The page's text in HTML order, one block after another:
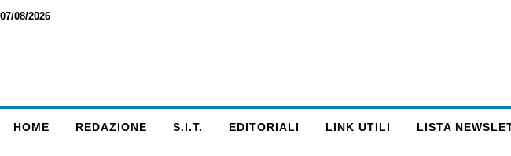
07/08/2026
HOME REDAZIONE S.I.T. EDITORIALI LINK UTILI LISTA